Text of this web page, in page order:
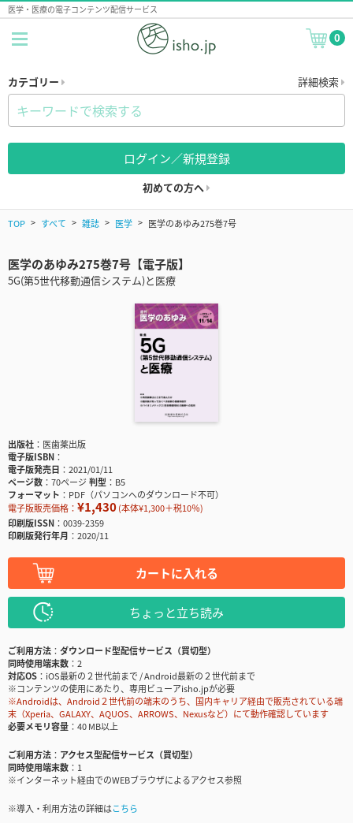
医学・医療の電子コンテンツ配信サービス
0
カテゴリー 詳細検索
ログイン／新規登録
初めての方へ
TOP すべて 雑誌 医学 医学のあゆみ275巻7号
医学のあゆみ275巻7号【電子版】
5G(第5世代移動通信システム)と医療
出版社
医歯薬出版
電子版ISBN
電子版発売日
2021/01/11
ページ数
70ページ判型
B5
フォーマット
PDF（パソコンへのダウンロード不可）
電子版販売価格： ¥1,430(本体¥1,300＋税10％)
印刷版ISSN
0039-2359
印刷版発行年月
2020/11
カートに入れる
ちょっと立ち読み
ご利用方法
ダウンロード型配信サービス（買切型）
同時使用端末数
2
対応OS
iOS最新の２世代前まで / Android最新の２世代前まで
※コンテンツの使用にあたり、専用ビューアisho.jpが必要
※Androidは、Android２世代前の端末のうち、国内キャリア経由で販売されている端
末（Xperia、GALAXY、AQUOS、ARROWS、Nexusなど）にて動作確認しています
必要メモリ容量
40 MB以上
ご利用方法
アクセス型配信サービス（買切型）
同時使用端末数
1
※インターネット経由でのWEBブラウザによるアクセス参照
※導入・利用方法の詳細はこちら